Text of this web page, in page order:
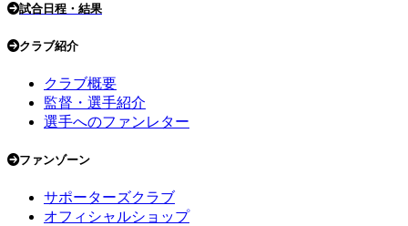
試合日程・結果
クラブ紹介
クラブ概要
監督・選手紹介
選手へのファンレター
ファンゾーン
サポーターズクラブ
オフィシャルショップ